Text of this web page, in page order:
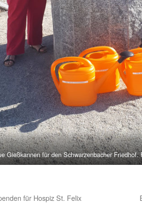
Gießkannen für den Schwarzenbacher
für Hospiz St. Felix